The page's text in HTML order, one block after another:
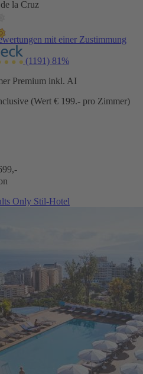
la Cruz
mit einer Zustimmung
(1191) 81%
Premium inkl. AI
(Wert € 199.- pro Zimmer)
Only Stil-Hotel